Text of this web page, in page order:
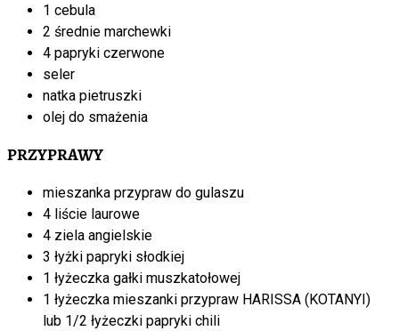
1 cebula
2 średnie marchewki
4 papryki czerwone
seler
natka pietruszki
olej do smażenia
PRZYPRAWY
mieszanka przypraw do gulaszu
4 liście laurowe
4 ziela angielskie
3 łyżki papryki słodkiej
1 łyżeczka gałki muszkatołowej
1 łyżeczka mieszanki przypraw HARISSA (KOTANYI)
lub 1/2 łyżeczki papryki chili